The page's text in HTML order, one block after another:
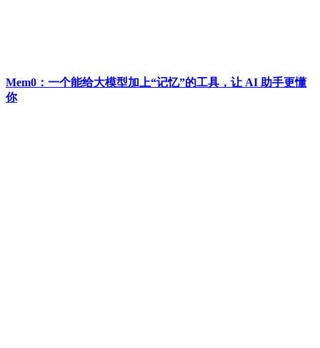
Mem0：一个能给大模型加上“记忆”的工具，让 AI 助手更懂
你